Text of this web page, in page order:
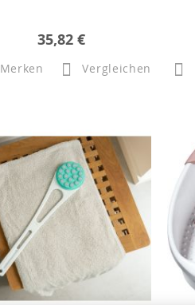
35,82 €
Merken Vergleichen